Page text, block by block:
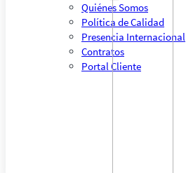
Quiénes Somos
Política de Calidad
Presencia Internacional
Contratos
Portal Cliente